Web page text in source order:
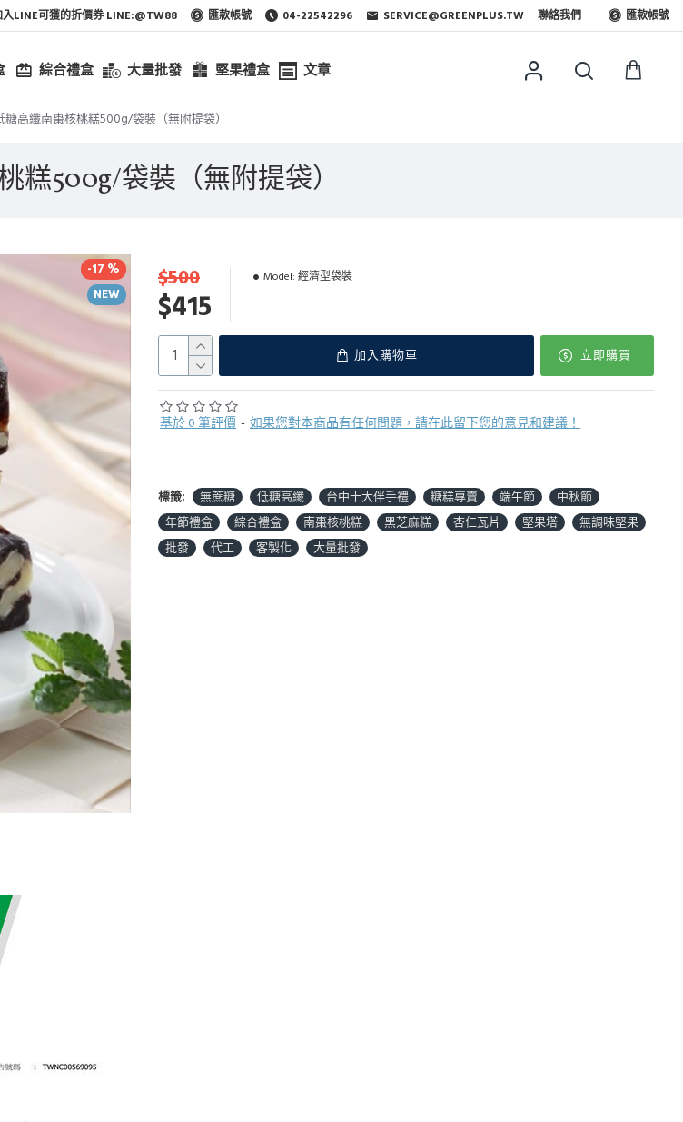
入LINE可獲的折價券 LINE:@TW88 匯款帳號 04-22542296 SERVICE@GREENPLUS.TW 聯絡我們 匯款帳號
綜合禮盒 大量批發 堅果禮盒 文章
糖高纖南棗核桃糕500g/袋裝（無附提袋）
糕500g/袋裝（無附提袋）
NEW
-17 %
基於 0 筆評價 - 如果您對本商品有任何問題，請在此留下您的意見和建議！
$415
$500 Model: 經濟型袋裝
加入購物車 立即購買
標籤: 無蔗糖 低糖高纖 台中十大伴手禮 糖糕專賣 端午節
中秋節
年節禮盒
綜合禮盒 南棗核桃糕 黑芝麻糕 杏仁瓦片 堅果塔
無調味堅果
批發
代工 客製化 大量批發